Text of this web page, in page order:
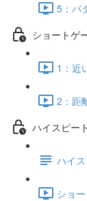
5：パ
ショートゲ
1：近
2：距
ハイスピー
ハイ
ショ